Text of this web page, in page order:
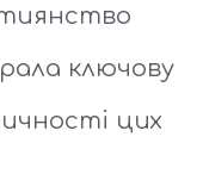
ключову
цих